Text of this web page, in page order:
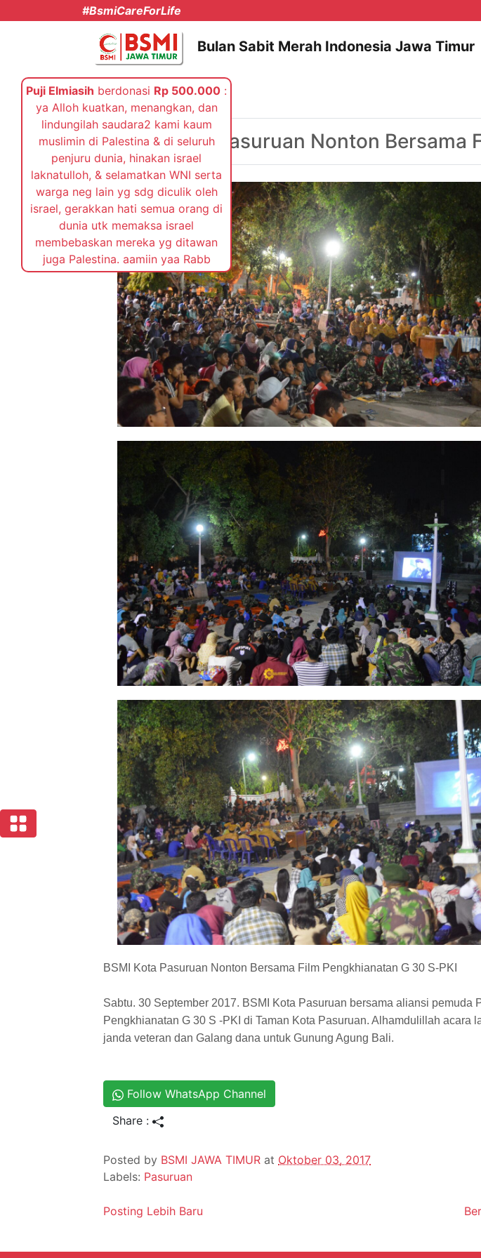
#BsmiCareForLife
Bulan Sabit Merah Indonesia Jawa Timur
Selasa, 03 Oktober 2017
BSMI Kota Pasuruan Nonton Bersama
BSMI Kota Pasuruan Nonton Bersama Film Pengkhianatan G 30 S-PKI
Sabtu. 30 September 2017. BSMI Kota Pasuruan bersama aliansi
Pengkhianatan G 30 S -PKI di Taman Kota Pasuruan. Alhamdulillah
janda veteran dan Galang dana untuk Gunung Agung Bali.
Follow WhatsApp Channel
Share :
Posted by BSMI JAWA TIMUR at Oktober 03, 2017
Labels: Pasuruan
Posting Lebih Baru
Puji Elmiasih berdonasi Rp 500.000 :
ya Alloh kuatkan, menangkan, dan
lindungilah saudara2 kami kaum
muslimin di Palestina & di seluruh
penjuru dunia, hinakan israel
laknatulloh, & selamatkan WNI serta
warga neg lain yg sdg diculik oleh
israel, gerakkan hati semua orang di
dunia utk memaksa israel
membebaskan mereka yg ditawan
juga Palestina. aamiin yaa Rabb